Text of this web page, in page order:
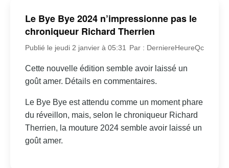
Le Bye Bye 2024 n’impressionne pas le
chroniqueur Richard Therrien
Publié le jeudi 2 janvier à 05:31 Par : DerniereHeureQc
Cette nouvelle édition semble avoir laissé un
goût amer. Détails en commentaires.
Le Bye Bye est attendu comme un moment phare
du réveillon, mais, selon le chroniqueur Richard
Therrien, la mouture 2024 semble avoir laissé un
goût amer.